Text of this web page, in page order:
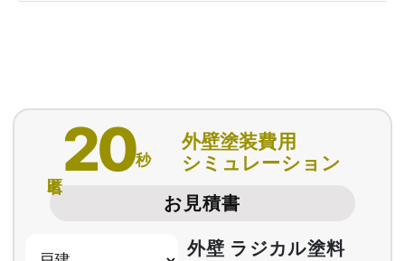
20秒
外壁塗装費用
シミュレーション
お見積書
外壁 ラジカル塗料